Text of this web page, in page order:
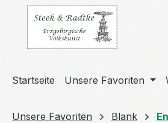
Hauptinhalt springen
Zur Suche springen
Zur Hauptnavigation springen
Startseite Unsere Favoriten
Unsere Favoriten Blank